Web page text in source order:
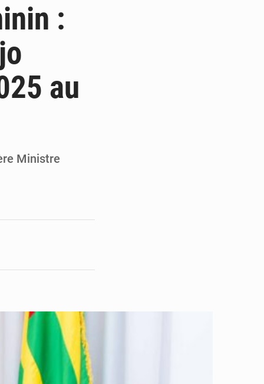
cadres à Lomé
mesurer la valeur
Govind
:
au
Ministre